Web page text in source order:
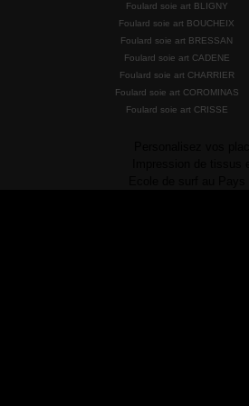
Foulard soie art BLIGNY
Foulard soie art BOUCHEIX
Foulard soie art BRESSAN
Foulard soie art CADENE
Foulard soie art CHARRIER
Foulard soie art COROMINAS
Foulard soie art CRISSE